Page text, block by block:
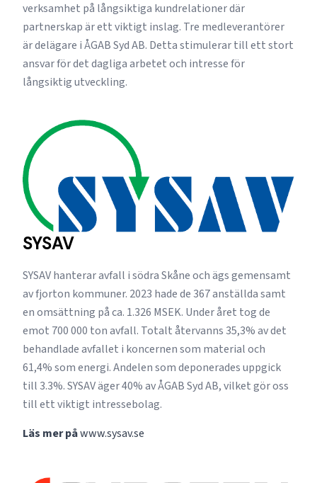
verksamhet på långsiktiga kundrelationer där
partnerskap är ett viktigt inslag. Tre medleverantörer
är delägare i ÅGAB Syd AB. Detta stimulerar till ett stort
ansvar för det dagliga arbetet och intresse för
långsiktig utveckling.
SYSAV
SYSAV hanterar avfall i södra Skåne och ägs gemensamt
av fjorton kommuner. 2023 hade de 367 anställda samt
en omsättning på ca. 1.326 MSEK. Under året tog de
emot 700 000 ton avfall. Totalt återvanns 35,3% av det
behandlade avfallet i koncernen som material och
61,4% som energi. Andelen som deponerades uppgick
till 3.3%. SYSAV äger 40% av ÅGAB Syd AB, vilket gör oss
till ett viktigt intressebolag.
Läs mer påwww.sysav.se